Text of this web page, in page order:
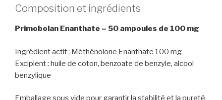
Composition et ingrédients
Primobolan Enanthate – 50 ampoules de 100 mg
Ingrédient actif : Méthénolone Enanthate 100 mg
Excipient : huile de coton, benzoate de benzyle, alcool
benzylique